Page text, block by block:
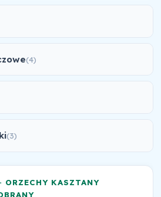
(4)
(3)
ORZECHY KASZTANY